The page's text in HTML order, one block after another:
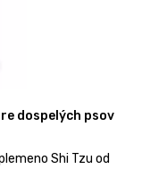
dospelých psov
Shi Tzu od